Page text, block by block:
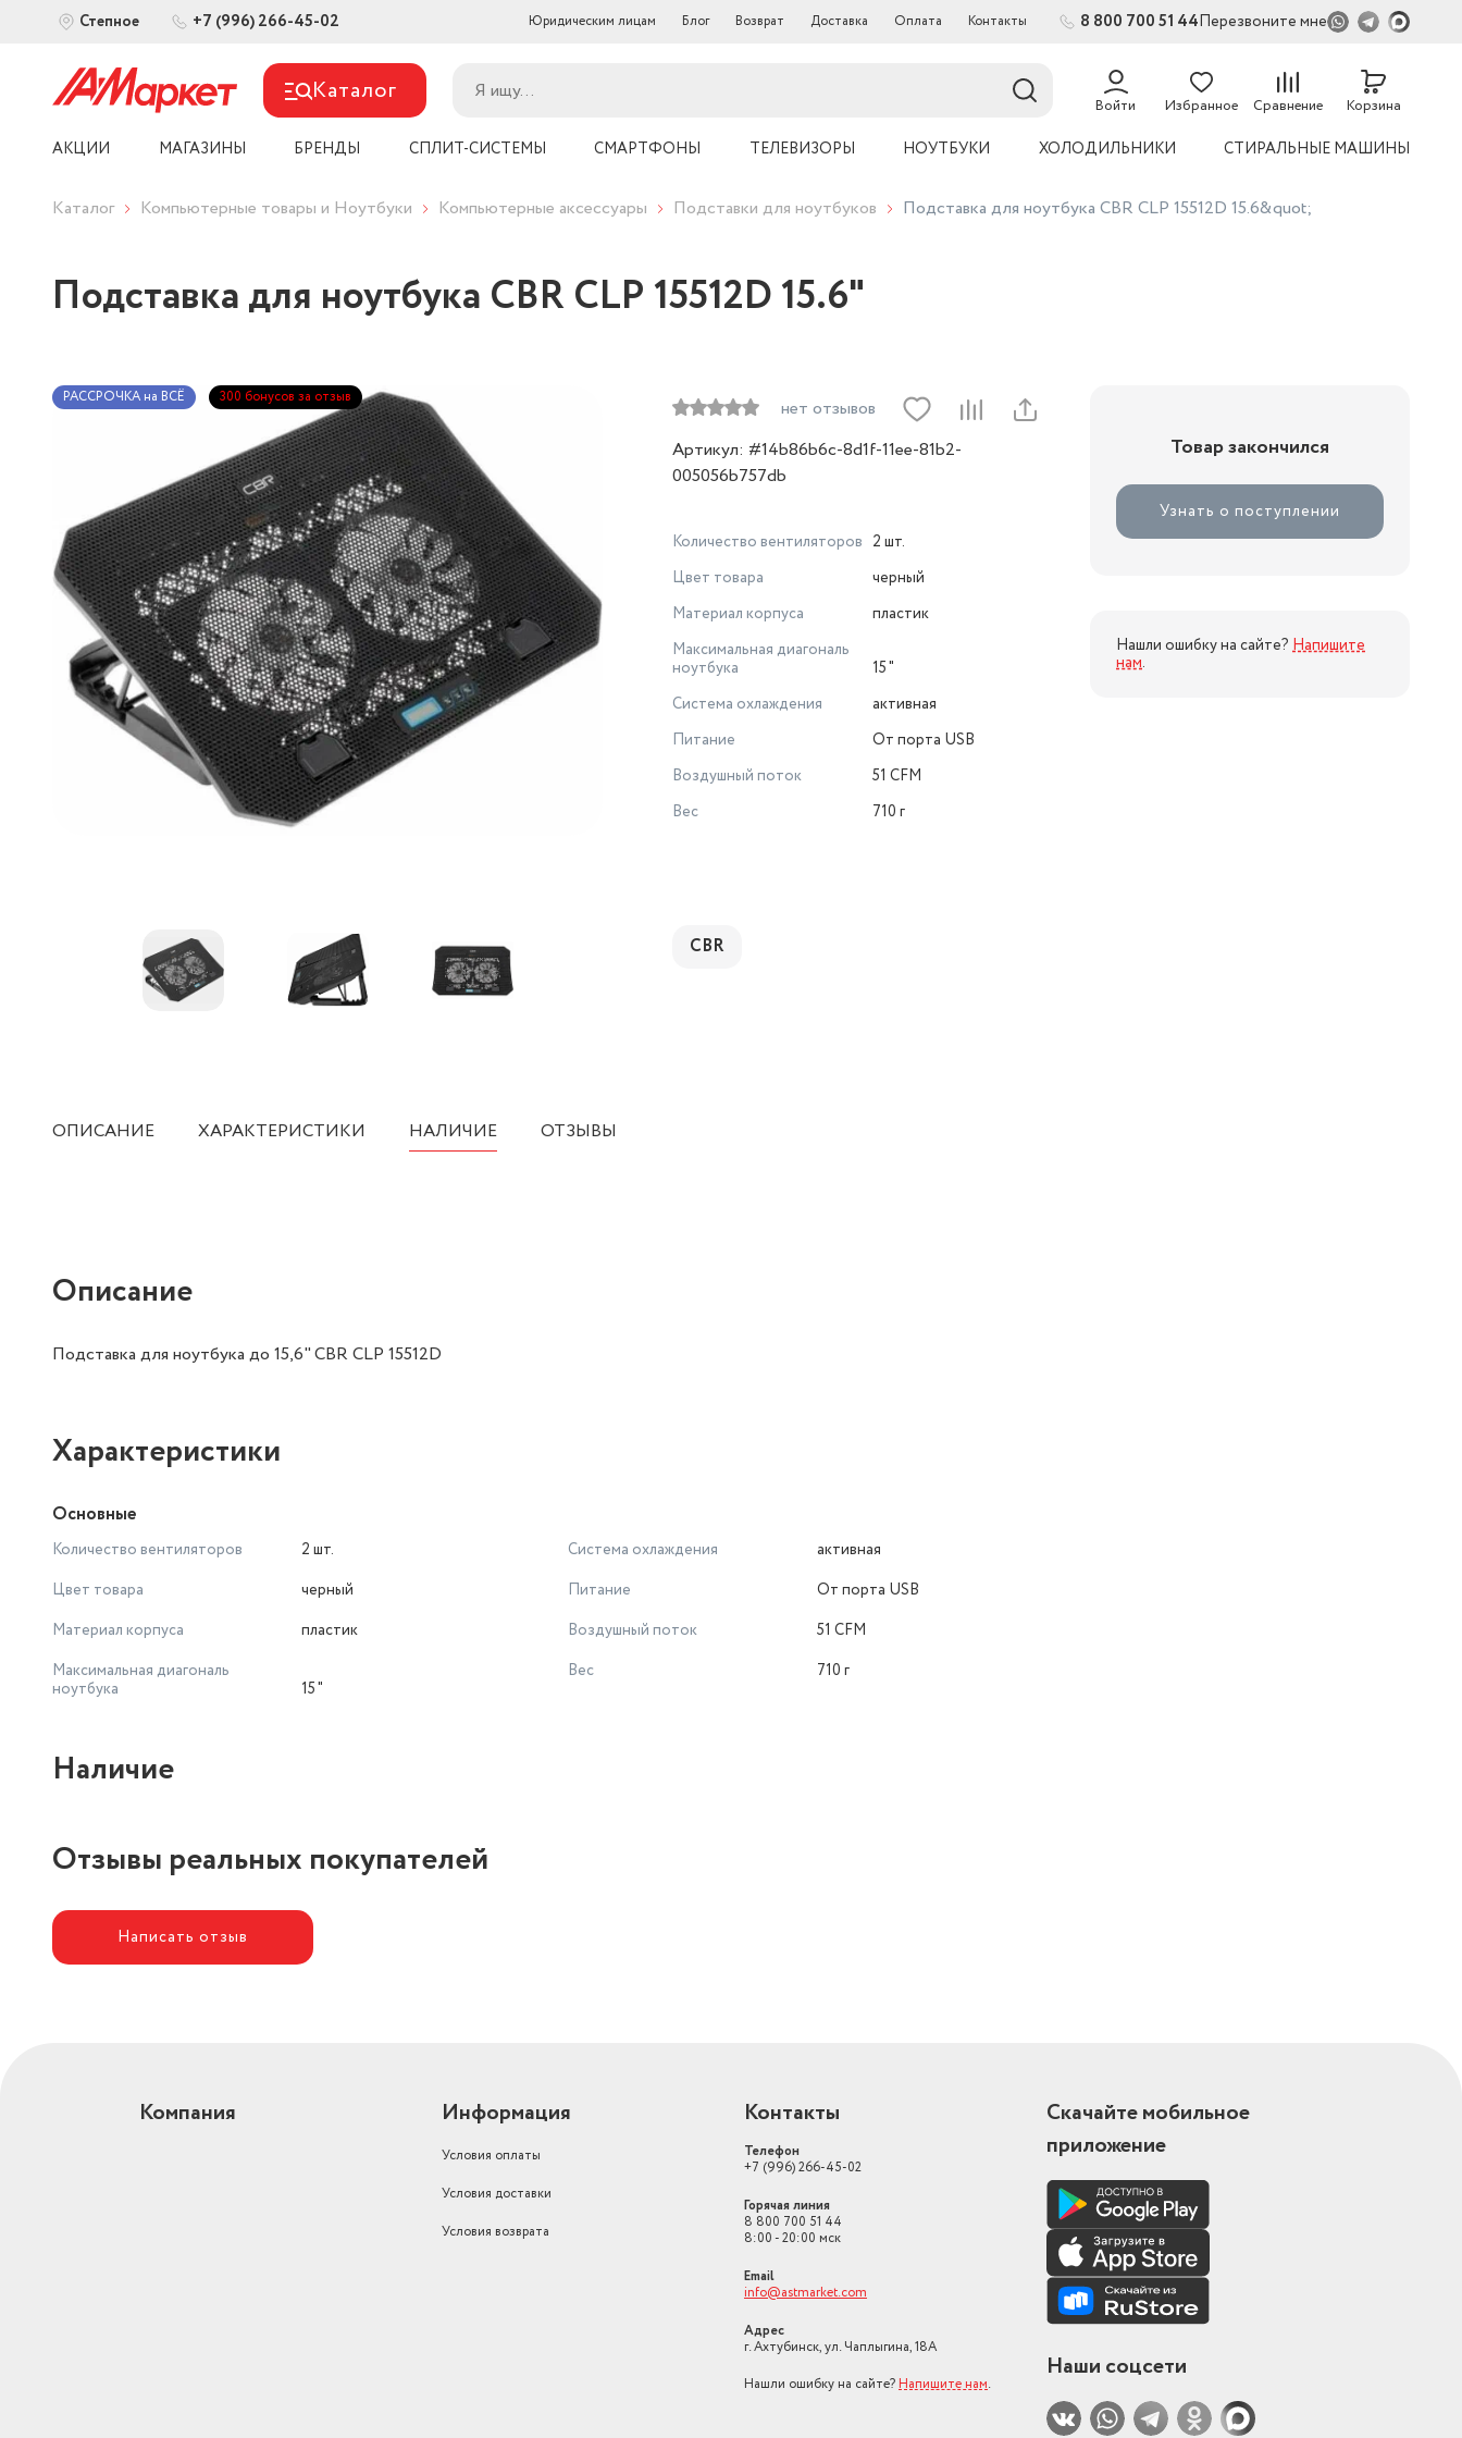
Степное +7 (996) 266-45-02 Юридическим лицам Блог Возврат Доставка Оплата Контакты 8 800 700 51 44Перезвоните мне
Каталог Войти Избранное Сравнение Корзина
АКЦИИ МАГАЗИНЫ БРЕНДЫ СПЛИТ-СИСТЕМЫ СМАРТФОНЫ ТЕЛЕВИЗОРЫ НОУТБУКИ ХОЛОДИЛЬНИКИ СТИРАЛЬНЫЕ МАШИНЫ
Каталог Компьютерные товары и Ноутбуки Компьютерные аксессуары Подставки для ноутбуков Подставка для ноутбука CBR CLP 15512D 15.6&quot;
Подставка для ноутбука CBR CLP 15512D 15.6"
РАССРОЧКА на ВСЁ 300 бонусов за отзыв
нет отзывов
Артикул: #14b86b6c-8d1f-11ee-81b2-
005056b757db
Количество вентиляторов 2 шт.
Цвет товара
черный
Материал корпуса
пластик
Максимальная диагональ
ноутбука
15 "
Система охлаждения
активная
Питание
От порта USB
Воздушный поток
51 CFM
Вес
710 г
CBR
Товар закончился
Узнать о поступлении
Нашли ошибку на сайте? Напишите
нам.
ОПИСАНИЕ ХАРАКТЕРИСТИКИ НАЛИЧИЕ ОТЗЫВЫ
Описание
Подставка для ноутбука до 15,6" CBR CLP 15512D
Характеристики
Основные
Количество вентиляторов
2 шт.
Цвет товара
черный
Материал корпуса
пластик
Максимальная диагональ
ноутбука
15 "
Система охлаждения
активная
Питание
От порта USB
Воздушный поток
51 CFM
Вес
710 г
Наличие
Отзывы реальных покупателей
Написать отзыв
Компания Информация
Условия оплаты
Условия доставки
Условия возврата
Контакты
Телефон
+7 (996) 266-45-02
Горячая линия
8 800 700 51 44
8:00 - 20:00 мск
Email
info@astmarket.com
Адрес
г. Ахтубинск, ул. Чаплыгина, 18А
Нашли ошибку на сайте? Напишите нам.
Скачайте мобильное
приложение
Наши соцсети